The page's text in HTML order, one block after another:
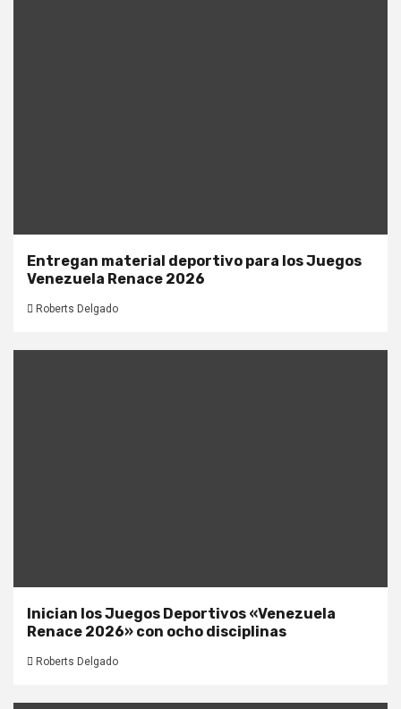
Entregan material deportivo para los Juegos
Venezuela Renace 2026
Roberts Delgado
Inician los Juegos Deportivos «Venezuela
Renace 2026» con ocho disciplinas
Roberts Delgado